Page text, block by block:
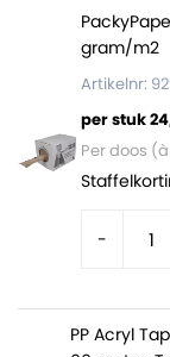
Eén rol heeft
volle pallet
en daarom ook
gram/m2
Artikelnr:
per stuk
Per doos
-
PP Acryl